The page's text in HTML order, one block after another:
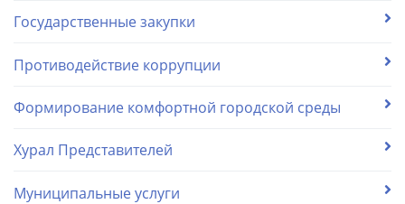
Государственные закупки
Противодействие коррупции
Формирование комфортной городской среды
Хурал Представителей
Муниципальные услуги